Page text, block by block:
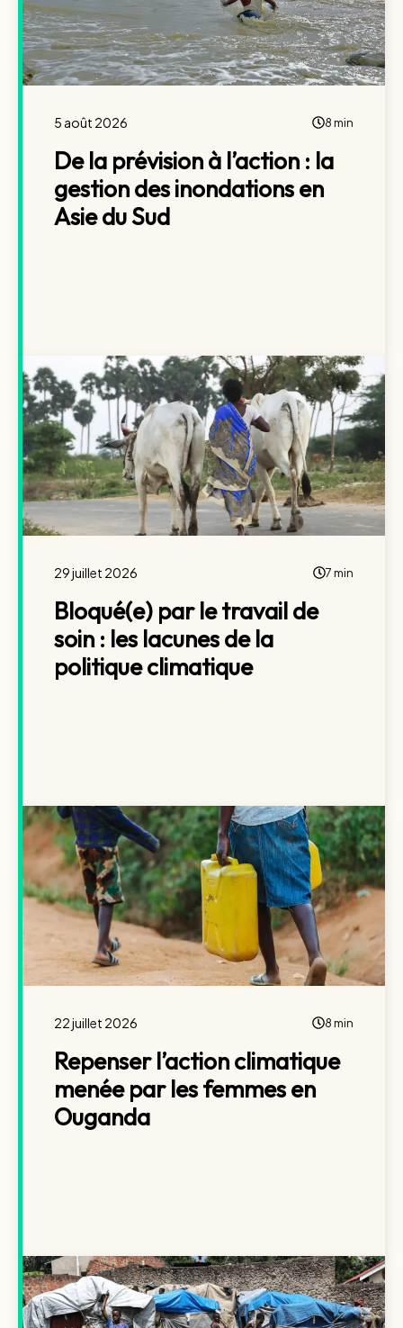
5 août 2026 8 min
De la prévision à l’action : la
gestion des inondations en
Asie du Sud
29 juillet 2026 7 min
Bloqué(e) par le travail de
soin : les lacunes de la
politique climatique
22 juillet 2026 8 min
Repenser l’action climatique
menée par les femmes en
Ouganda